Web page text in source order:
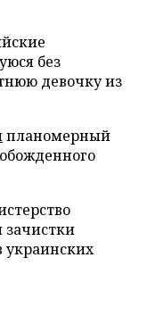
без
девочку из
планомерный
зачистки
украинских